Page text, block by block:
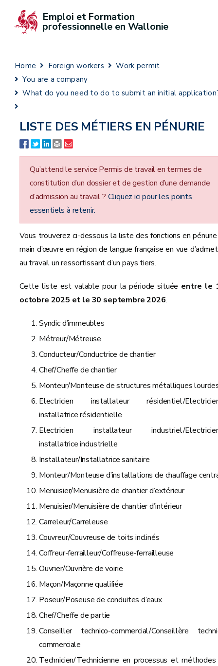
Emploi et Formation
professionnelle en Wallonie
Home Foreign workers
Work permit
You are a company
What do you need to do to submit an initial
LISTE DES MÉTIERS EN PÉNURIE
Qu’attend le service Permis de travail en termes de
constitution d’un dossier et de gestion d’une demande
d’admission au travail ? Cliquez ici pour les points
essentiels à retenir.
Vous trouverez ci-dessous la liste des fonctions en
main d’œuvre en région de langue française en vue
au travail un ressortissant d’un pays tiers.
Cette liste est valable pour la période située entre le
octobre 2025 et le 30 septembre 2026.
Syndic d’immeubles
Métreur/Métreuse
Conducteur/Conductrice de chantier
Chef/Cheffe de chantier
Monteur/Monteuse de structures métalliques
Electricien installateur résidentiel/
installatrice résidentielle
Electricien installateur industriel/
installatrice industrielle
Installateur/Installatrice sanitaire
Monteur/Monteuse d’installations de chauffage
Menuisier/Menuisière de chantier d’extérieur
Menuisier/Menuisière de chantier d’intérieur
Carreleur/Carreleuse
Couvreur/Couvreuse de toits inclinés
Coffreur-ferrailleur/Coffreuse-ferrailleuse
Ouvrier/Ouvrière de voirie
Maçon/Maçonne qualifiée
Poseur/Poseuse de conduites d’eaux
Chef/Cheffe de partie
Conseiller technico-commercial/Conseillère
commerciale
Technicien/Technicienne en processus et